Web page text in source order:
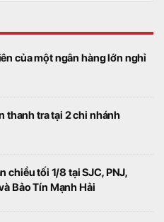
của một ngân hàng lớn nghỉ
thanh tra tại 2 chi nhánh
chiều tối 1/8 tại SJC, PNJ,
Bảo Tín Mạnh Hải